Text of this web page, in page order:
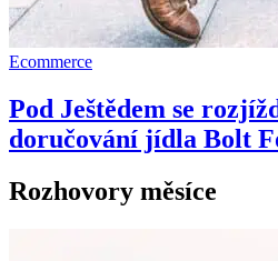
Ecommerce
Pod Ještědem se
doručování jídla Bolt
Rozhovory měsíce